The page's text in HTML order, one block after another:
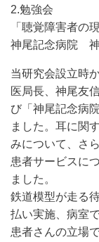
2.勉強会
「聴覚障害者の
神尾記念病院
当研究会設立時
医局長、神尾友
び「神尾記念病
ました。耳に関
みについて、さ
患者サービスに
ました。
鉄道模型が走る
払い実施、病室
患者さんの立場